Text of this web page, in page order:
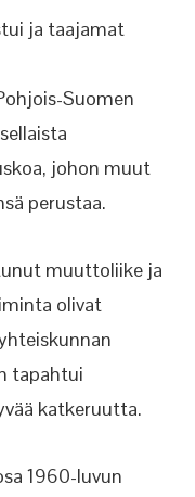
ja taajamat
Suomen
johon muut
perustaa.
muuttoliike ja
olivat
tapahtui
katkeruutta.
1960-luvun